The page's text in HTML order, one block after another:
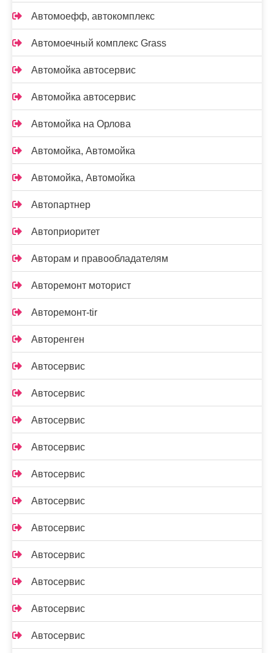
Автомоефф, автокомплекс
Автомоечный комплекс Grass
Автомойка автосервис
Автомойка автосервис
Автомойка на Орлова
Автомойка, Автомойка
Автомойка, Автомойка
Автопартнер
Автоприоритет
Авторам и правообладателям
Авторемонт моторист
Авторемонт-tir
Авторенген
Автосервис
Автосервис
Автосервис
Автосервис
Автосервис
Автосервис
Автосервис
Автосервис
Автосервис
Автосервис
Автосервис